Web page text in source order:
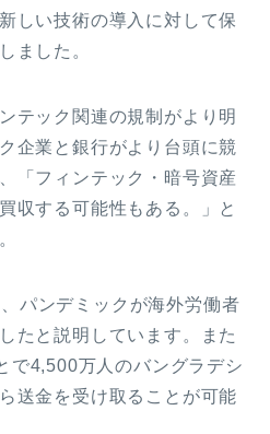
しい技術の導入に対して保
ました。
テック関連の規制がより明
企業と銀行がより台頭に競
「フィンテック・暗号資産
収する可能性もある。」と
パンデミックが海外労働者
たと説明しています。また
で4,500万人のバングラデシ
送金を受け取ることが可能